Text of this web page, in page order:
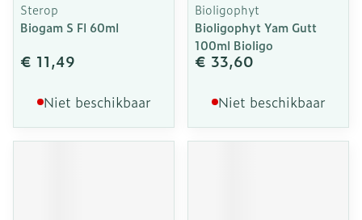
Sterop
Biogam S Fl 60ml
€ 11,49
Niet beschikbaar
Bioligophyt
Bioligophyt Yam Gutt
100ml Bioligo
€ 33,60
Niet beschikbaar